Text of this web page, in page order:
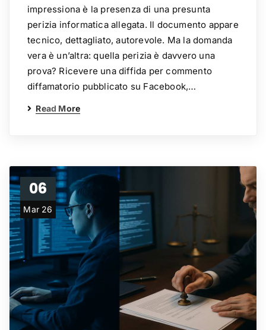
impressiona è la presenza di una presunta
perizia informatica allegata. Il documento appare
tecnico, dettagliato, autorevole. Ma la domanda
vera è un’altra: quella perizia è davvero una
prova? Ricevere una diffida per commento
diffamatorio pubblicato su Facebook,…
Read More
06
Mar 26